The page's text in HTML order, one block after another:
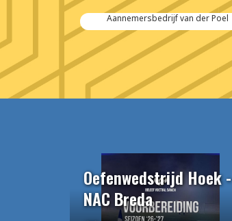
Aannemersbedrijf van der Poel
Oefenwedstrijd Hoek -
NAC Breda